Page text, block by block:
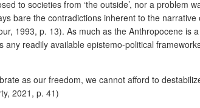
to societies from ‘the outside’, nor a problem
bare the contradictions inherent to the
1993, p. 13). As much as the Anthropocene is
readily available epistemo-political
as our freedom, we cannot afford to
2021, p. 41)